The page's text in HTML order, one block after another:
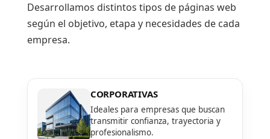
Desarrollamos distintos tipos de páginas web
según el objetivo, etapa y necesidades de cada
empresa.
CORPORATIVAS
Ideales para empresas que buscan
transmitir confianza, trayectoria y
profesionalismo.